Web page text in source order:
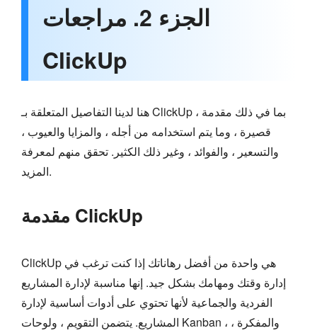
الجزء 2. مراجعات
ClickUp
هنا لدينا التفاصيل المتعلقة بـ ClickUp ، بما في ذلك مقدمة
قصيرة ، وما يتم استخدامه من أجله ، والمزايا والعيوب ،
والتسعير ، والفوائد ، وغير ذلك الكثير. تحقق منهم لمعرفة
المزيد.
مقدمة ClickUp
ClickUp هي واحدة من أفضل رهاناتك إذا كنت ترغب في
إدارة وقتك ومهامك بشكل جيد. إنها مناسبة لإدارة المشاريع
الفردية والجماعية لأنها تحتوي على أدوات أساسية لإدارة
المشاريع. يتضمن التقويم ، ولوحات Kanban ، والمفكرة ،